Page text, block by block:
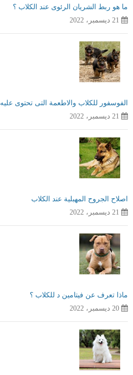
ما هو ربط الشريان الرئوى عند الكلاب ؟
21 ديسمبر، 2022
الفوسفور للكلاب والاطعمة التى تحتوى عليه
21 ديسمبر، 2022
اصلاح الجروح المهبلية عند الكلاب
21 ديسمبر، 2022
ماذا تعرف عن فيتامين د للكلاب ؟
20 ديسمبر، 2022